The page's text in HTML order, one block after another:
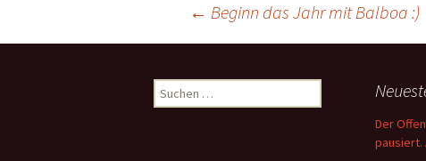
Beitragsnavigation
← Beginn das Jahr mit Balboa :)
u
Der